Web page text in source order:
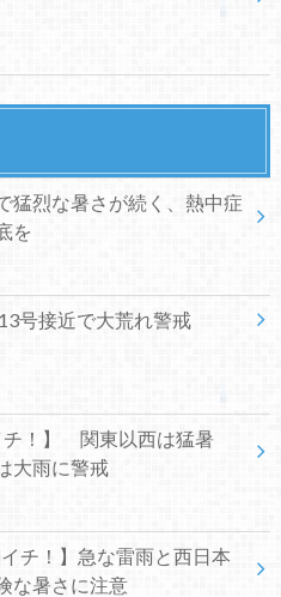
猛烈な暑さが続く、熱中症
を
号接近で大荒れ警戒
チ！】 関東以西は猛暑
大雨に警戒
イチ！】急な雷雨と西日本
な暑さに注意